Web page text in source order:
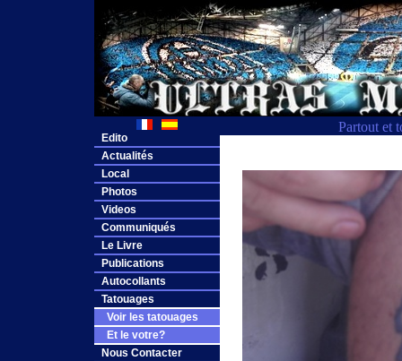
Partout et
Edito
Actualités
Local
Photos
Videos
Communiqués
Le Livre
Publications
Autocollants
Tatouages
Voir les tatouages
Et le votre?
Nous Contacter